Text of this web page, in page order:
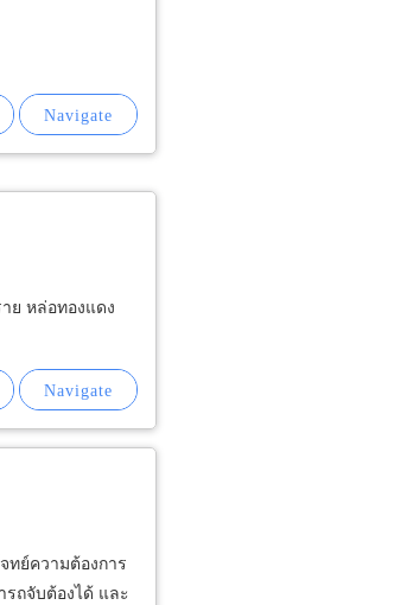
ย หล่อทองแดง
ย์ความต้องการ
ถจับต้องได้ และ